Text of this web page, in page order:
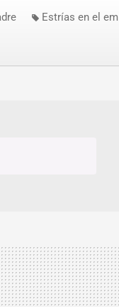
Estrías en el